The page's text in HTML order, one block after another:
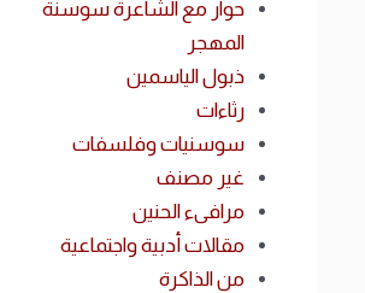
حوار مع الشاعرة سوسنة
المهجر
ذبول الياسمين
رثاءات
سوسنيات وفلسفات
غير مصنف
مرافىء الحنين
مقالات أدبية واجتماعية
من الذاكرة